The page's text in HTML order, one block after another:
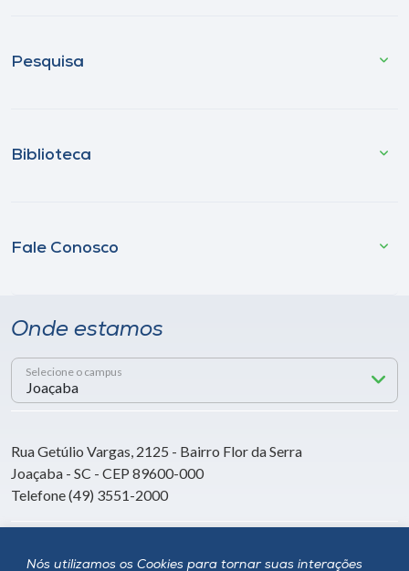
Nós utilizamos os Cookies para tornar suas interações
Pesquisa
Biblioteca
Fale Conosco
Onde estamos
Selecione o campus
Rua Getúlio Vargas, 2125 - Bairro Flor da Serra
Joaçaba - SC - CEP 89600-000
Telefone (49) 3551-2000
Siga a Unoesc